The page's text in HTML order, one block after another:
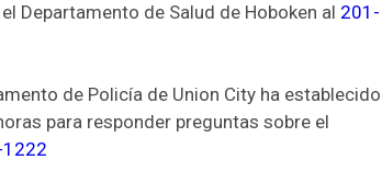
Departamento de Salud de Hoboken al 201-
de Policía de Union City ha establecido
para responder preguntas sobre el